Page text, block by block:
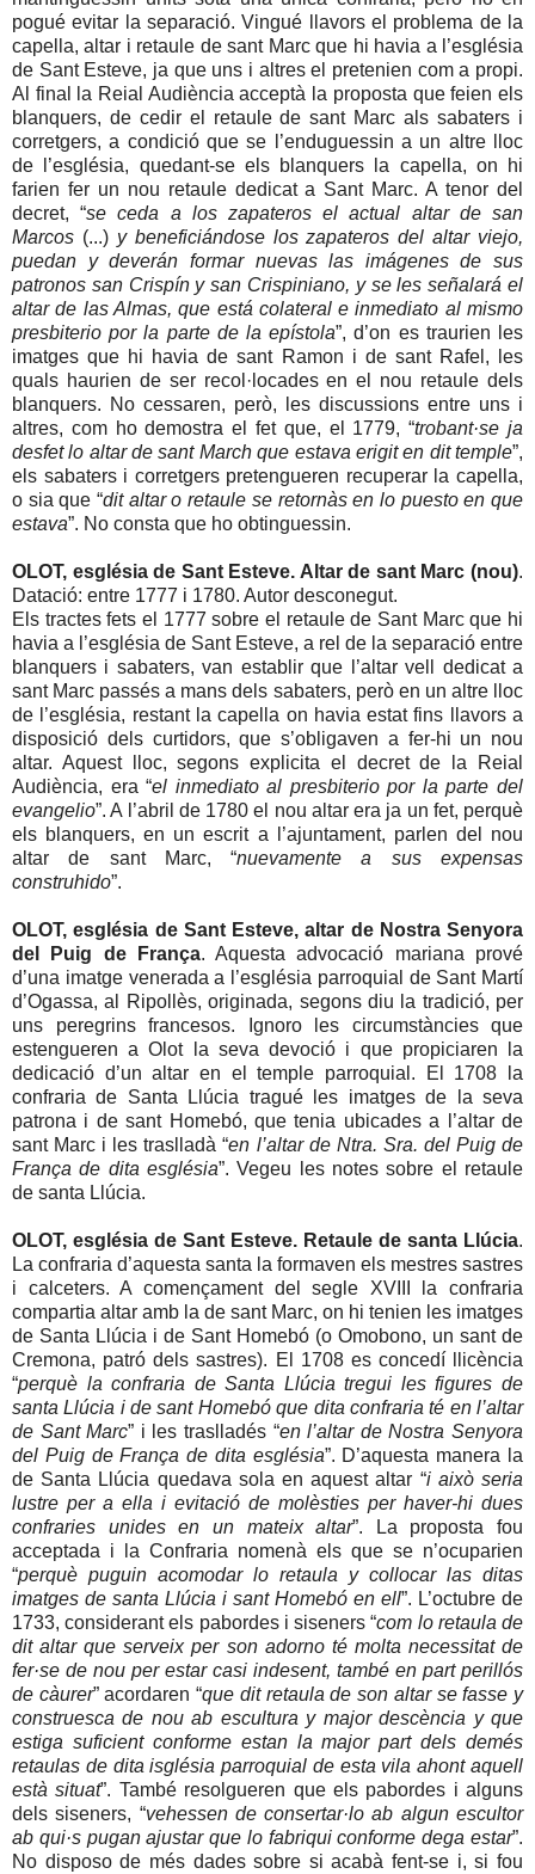
pogué evitar la separació. Vingué llavors el problema de la
capella, altar i retaule de sant Marc que hi havia a l’església
de Sant Esteve, ja que uns i altres el pretenien com a propi.
Al final la Reial Audiència acceptà la proposta que feien els
blanquers, de cedir el retaule de sant Marc als sabaters i
corretgers, a condició que se l’enduguessin a un altre lloc
de l’església, quedant-se els blanquers la capella, on hi
farien fer un nou retaule dedicat a Sant Marc. A tenor del
decret, “se ceda a los zapateros el actual altar de san
Marcos (...)y beneficiándose los zapateros del altar viejo,
puedan y deverán formar nuevas las imágenes de sus
patronos san Crispín y san Crispiniano, y se les señalará el
altar de las Almas, que está colateral e inmediato al mismo
presbiterio por la parte de la epístola”, d’on es traurien les
imatges que hi havia de sant Ramon i de sant Rafel, les
quals haurien de ser recol·locades en el nou retaule dels
blanquers. No cessaren, però, les discussions entre uns i
altres, com ho demostra el fet que, el 1779, “trobant·se ja
desfet lo altar de sant March que estava erigit en dit temple”,
els sabaters i corretgers pretengueren recuperar la capella,
o sia que “dit altar o retaule se retornàs en lo puesto en que
estava”. No consta que ho obtinguessin.
OLOT, església de Sant Esteve. Altar de sant Marc (nou).
Datació: entre 1777 i 1780. Autor desconegut.
Els tractes fets el 1777 sobre el retaule de Sant Marc que hi
havia a l’església de Sant Esteve, a rel de la separació entre
blanquers i sabaters, van establir que l’altar vell dedicat a
sant Marc passés a mans dels sabaters, però en un altre lloc
de l’església, restant la capella on havia estat fins llavors a
disposició dels curtidors, que s’obligaven a fer-hi un nou
altar. Aquest lloc, segons explicita el decret de la Reial
Audiència, era “el inmediato al presbiterio por la parte del
evangelio”. A l’abril de 1780 el nou altar era ja un fet, perquè
els blanquers, en un escrit a l’ajuntament, parlen del nou
altar de sant Marc, “nuevamente a sus expensas
construhido”.
OLOT, església de Sant Esteve, altar de Nostra Senyora
del Puig de França. Aquesta advocació mariana prové
d’una imatge venerada a l’església parroquial de Sant Martí
d’Ogassa, al Ripollès, originada, segons diu la tradició, per
uns peregrins francesos. Ignoro les circumstàncies que
estengueren a Olot la seva devoció i que propiciaren la
dedicació d’un altar en el temple parroquial. El 1708 la
confraria de Santa Llúcia tragué les imatges de la seva
patrona i de sant Homebó, que tenia ubicades a l’altar de
sant Marc i les traslladà “en l’altar de Ntra. Sra. del Puig de
França de dita església”. Vegeu les notes sobre el retaule
de santa Llúcia.
OLOT, església de Sant Esteve. Retaule de santa Llúcia.
La confraria d’aquesta santa la formaven els mestres sastres
i calceters. A començament del segle XVIII la confraria
compartia altar amb la de sant Marc, on hi tenien les imatges
de Santa Llúcia i de Sant Homebó (o Omobono, un sant de
Cremona, patró dels sastres). El 1708 es concedí llicència
“perquè la confraria de Santa Llúcia tregui les figures de
santa Llúcia i de sant Homebó que dita confraria té en l’altar
de Sant Marc” i les traslladés “en l’altar de Nostra Senyora
del Puig de França de dita església”. D’aquesta manera la
de Santa Llúcia quedava sola en aquest altar “i això seria
lustre per a ella i evitació de molèsties per haver-hi dues
confraries unides en un mateix altar”. La proposta fou
acceptada i la Confraria nomenà els que se n’ocuparien
“perquè puguin acomodar lo retaula y collocar las ditas
imatges de santa Llúcia i sant Homebó en ell”. L’octubre de
1733, considerant els pabordes i siseners “com lo retaula de
dit altar que serveix per son adorno té molta necessitat de
fer·se de nou per estar casi indesent, també en part perillós
de càurer” acordaren “que dit retaula de son altar se fasse y
construesca de nou ab escultura y major descència y que
estiga suficient conforme estan la major part dels demés
retaulas de dita isglésia parroquial de esta vila ahont aquell
està situat”. També resolgueren que els pabordes i alguns
dels siseners, “vehessen de consertar·lo ab algun escultor
ab qui·s pugan ajustar que lo fabriqui conforme dega estar”.
No disposo de més dades sobre si acabà fent-se i, si fou